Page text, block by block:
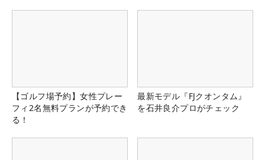
【ゴルフ場予約】女性プレー
フィ2名無料プランが予約でき
る！
最新モデル『FJクオンタム』
を石井良介プロがチェック